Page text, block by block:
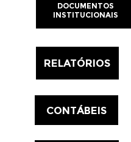
DOCUMENTOS
INSTITUCIONAIS
CONTÁBEIS
RELATÓRIOS